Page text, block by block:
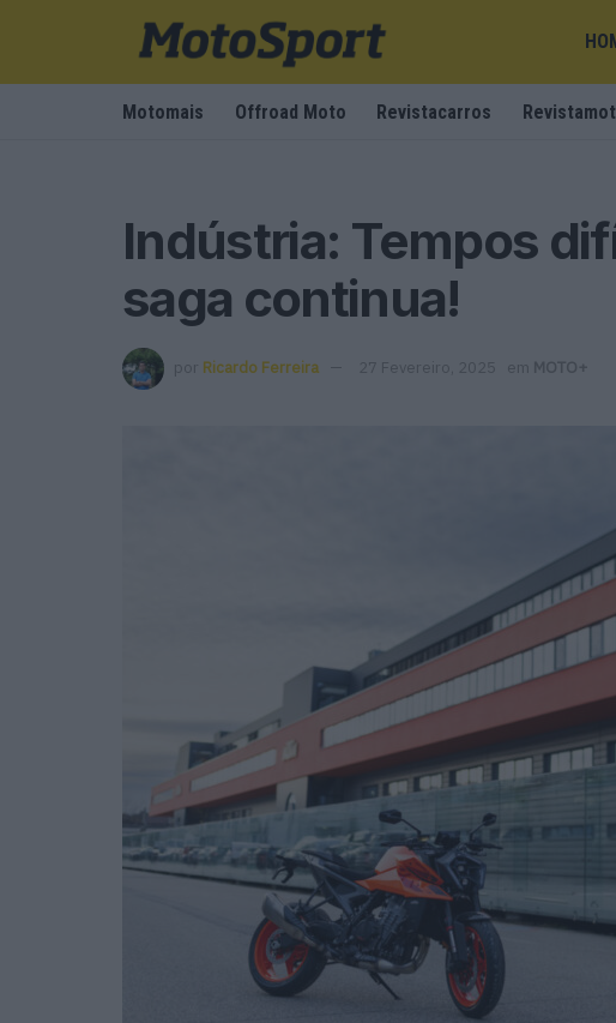
Motomais Offroad Moto Revistacarros
Indústria: Tempos
saga continua!
por Ricardo Ferreira 27 Fevereiro, 2025 em MOTO+